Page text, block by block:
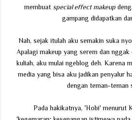
membuat special effect makeup
gampang didapatkan
Nah, sejak itulah aku semakin suka
Apalagi makeup yang serem dan
kuliah, aku mulai ngeblog deh. Karena
media yang bisa aku jadikan penyalur
dengan teman-teman
Pada hakikatnya, 'Hobi' menurut